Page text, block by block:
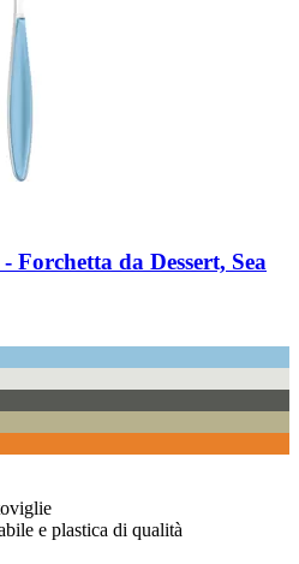
Forchetta da Dessert, Sea
e plastica di qualità